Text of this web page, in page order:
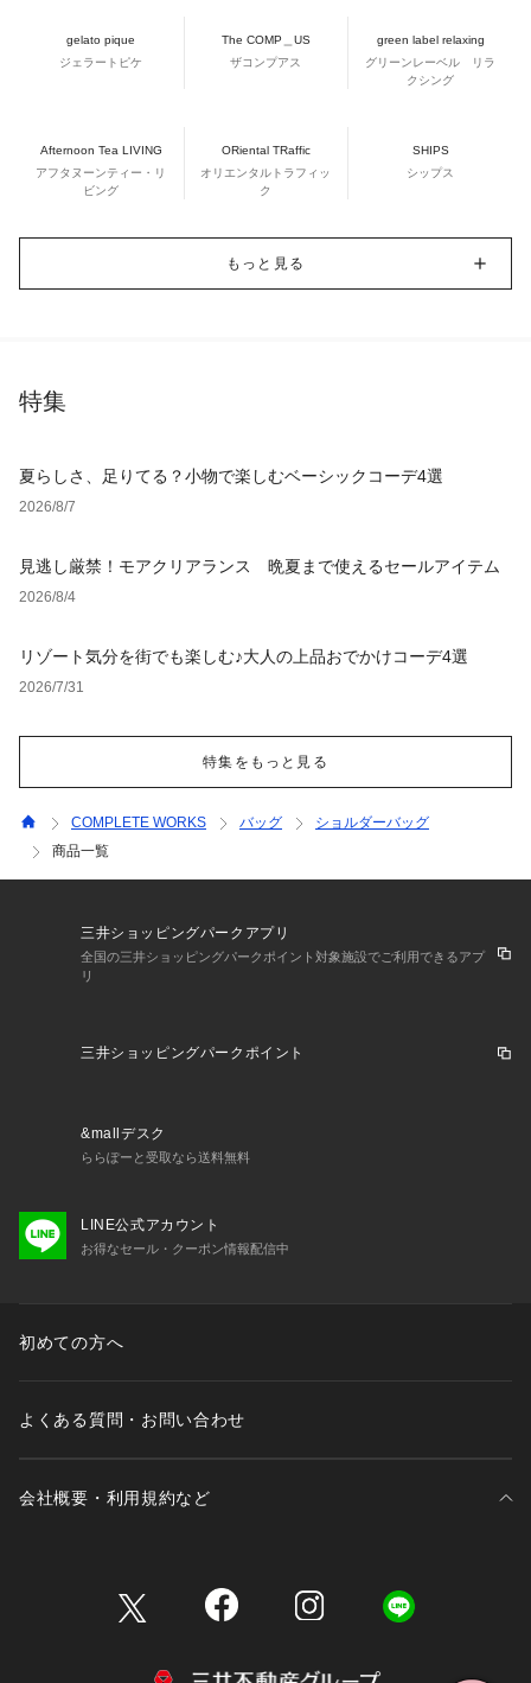
gelato pique
ジェラートピケ
The COMP＿US
ザコンプアス
green label relaxing
グリーンレーベル リラ
クシング
Afternoon Tea LIVING
アフタヌーンティー・リ
ビング
ORiental TRaffic
オリエンタルトラフィッ
ク
SHIPS
シップス
もっと見る
特集
夏らしさ、足りてる？小物で楽しむベーシックコーデ4選
2026/8/7
見逃し厳禁！モアクリアランス 晩夏まで使えるセールアイテム
2026/8/4
リゾート気分を街でも楽しむ♪大人の上品おでかけコーデ4選
2026/7/31
特集をもっと見る
COMPLETE WORKS バッグ
ショルダーバッグ
商品一覧
三井ショッピングパークアプリ
全国の三井ショッピングパークポイント対象施設でご利用できるアプ
リ
三井ショッピングパークポイント
&mallデスク
ららぽーと受取なら送料無料
LINE公式アカウント
お得なセール・クーポン情報配信中
初めての方へ
よくある質問・お問い合わせ
会社概要・利用規約など